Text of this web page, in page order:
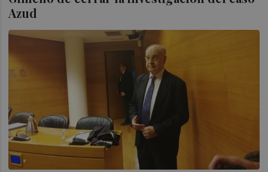
Azud